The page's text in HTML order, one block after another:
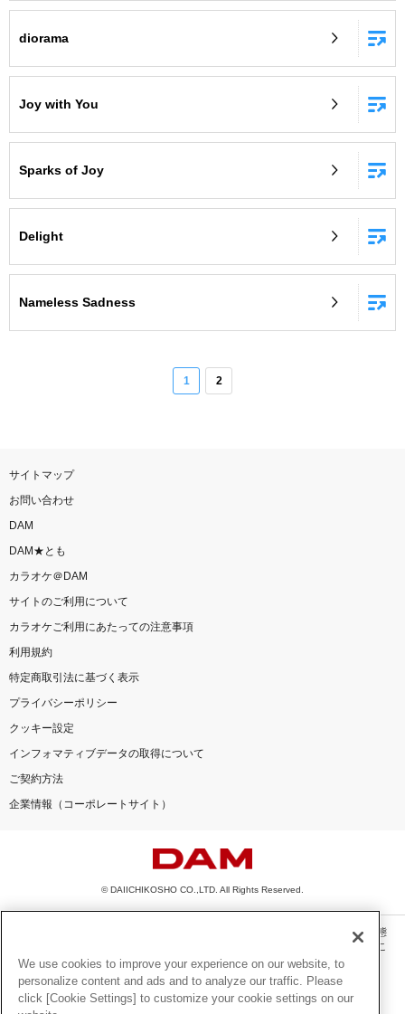
diorama
Joy with You
Sparks of Joy
Delight
Nameless Sadness
1 2
サイトマップ
お問い合わせ
DAM
DAM★とも
カラオケ＠DAM
サイトのご利用について
カラオケご利用にあたっての注意事項
利用規約
特定商取引法に基づく表示
プライバシーポリシー
クッキー設定
インフォマティブデータの取得について
ご契約方法
企業情報（コーポレートサイト）
© DAIICHIKOSHO CO.,LTD. All Rights Reserved.
このサイトに掲載されている一切の文章・画像・写真・動画・音声等を、手段や形態
を問わず、著作権法の定める範囲を超えて無断で複製、転載、ファイル化などするこ
とを禁じます。
楽曲及びコンテンツは、機種によりご利用いただけない場合があります。
楽曲及びコンテンツの配信日、配信内容が変更になる場合があります。
We use cookies to improve your experience on our website, to
personalize content and ads and to analyze our traffic. Please
click [Cookie Settings] to customize your cookie settings on our